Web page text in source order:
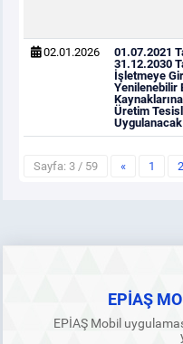
02.01.2026
01.07.2021
31.12.2030
İşletmeye
Yenilenebilir
Üretim
Sayfa: 3 / 59 « 1 2
EPİAŞ
EPİAŞ Mobil